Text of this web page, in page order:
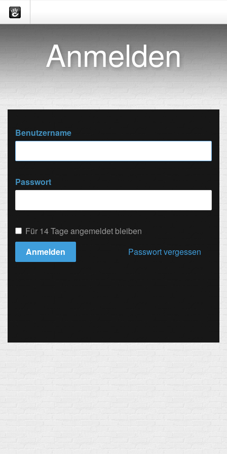
Anmelden
Benutzername
Passwort
Für 14 Tage angemeldet bleiben
Anmelden
Passwort vergessen